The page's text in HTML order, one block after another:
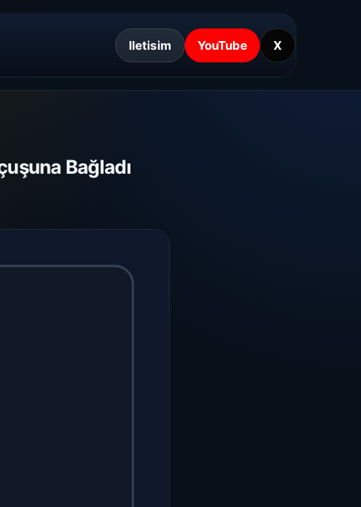
Iletisim YouTube X
Bağladı